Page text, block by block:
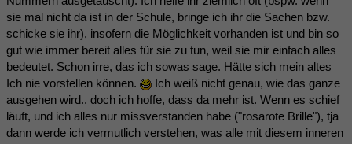
sie mal nicht da ist in der Schule, bringe ich ihr die Sachen bzw.
schicke sie ihr), insofern die Möglichkeit vorhanden ist und bin so
gut wie immer bereit alles für sie zu tun, weil sie mir einfach alles
bedeutet. Schon irre, das ich sowas sage. Hätte sich mein altes
Ich nie vorstellen können.
Ich weiß nicht genau, wie das ganze
ausgehen wird.. doch ich hoffe, dass da mehr ist. Wenn es schief
läuft, und ich alles nur missverstanden habe ("rosarote Brille"), tja
dann werde ich vermutlich verstehen, was alle mit diesem inneren